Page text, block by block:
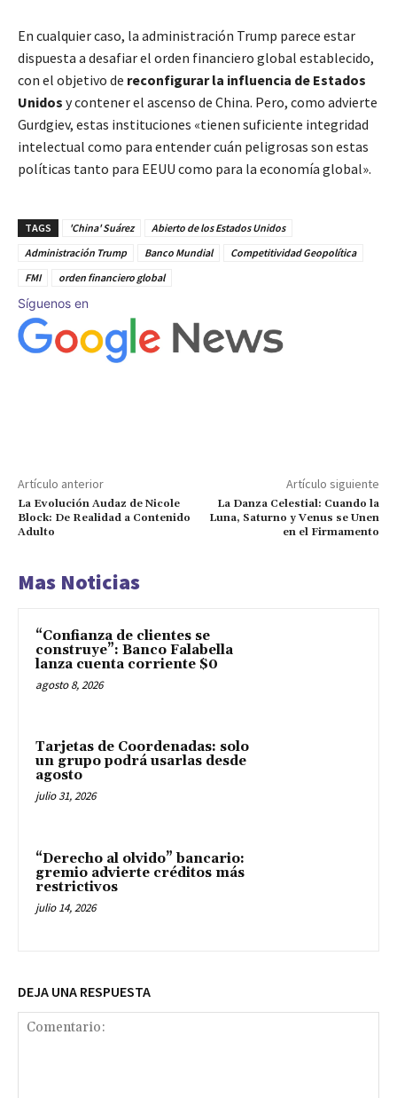
En cualquier caso, la administración Trump parece estar
dispuesta a desafiar el orden financiero global establecido,
con el objetivo de reconfigurar la influencia de Estados
Unidos y contener el ascenso de China. Pero, como advierte
Gurdgiev, estas instituciones «tienen suficiente integridad
intelectual como para entender cuán peligrosas son estas
políticas tanto para EEUU como para la economía global».
TAGS 'China' Suárez
Abierto de los Estados Unidos
Administración Trump
Banco Mundial
Competitividad Geopolítica
FMI
orden financiero global
Síguenos en
Artículo anterior
La Evolución Audaz de Nicole
Block: De Realidad a Contenido
Adulto
Artículo siguiente
La Danza Celestial: Cuando la
Luna, Saturno y Venus se Unen
en el Firmamento
Mas Noticias
“Confianza de clientes se
construye”: Banco Falabella
lanza cuenta corriente $0
agosto 8, 2026
Tarjetas de Coordenadas: solo
un grupo podrá usarlas desde
agosto
julio 31, 2026
“Derecho al olvido” bancario:
gremio advierte créditos más
restrictivos
julio 14, 2026
DEJA UNA RESPUESTA